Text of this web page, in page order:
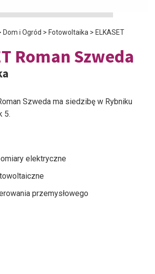
Dom i Ogród > Fotowoltaika > ELKASET
Roman Szweda
Szweda ma siedzibę w Rybniku
5.
elektryczne
przemysłowego